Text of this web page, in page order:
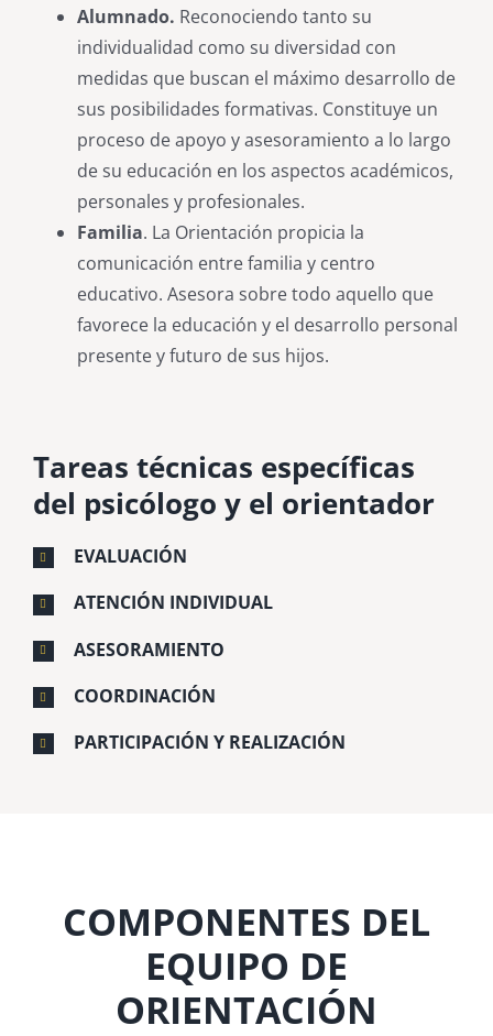
Alumnado. Reconociendo tanto su
individualidad como su diversidad con
medidas que buscan el máximo desarrollo de
sus posibilidades formativas. Constituye un
proceso de apoyo y asesoramiento a lo largo
de su educación en los aspectos académicos,
personales y profesionales.
Familia. La Orientación propicia la
comunicación entre familia y centro
educativo. Asesora sobre todo aquello que
favorece la educación y el desarrollo personal
presente y futuro de sus hijos.
Tareas técnicas específicas
del psicólogo y el orientador
EVALUACIÓN
ATENCIÓN INDIVIDUAL
ASESORAMIENTO
COORDINACIÓN
PARTICIPACIÓN Y REALIZACIÓN
COMPONENTES DEL
EQUIPO DE
ORIENTACIÓN